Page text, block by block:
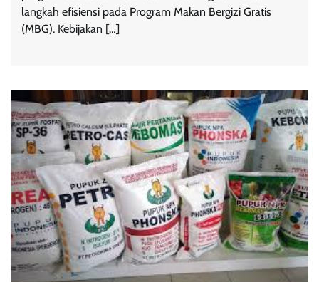
langkah efisiensi pada Program Makan Bergizi Gratis
(MBG). Kebijakan […]